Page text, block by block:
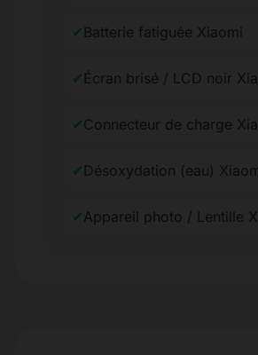
✔ Batterie fatiguée Xiaomi
✔ Écran brisé / LCD noir
✔Connecteur de charge
✔ Désoxydation (eau)
✔Appareil photo / Lentille